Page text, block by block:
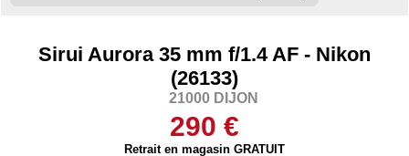
Sirui Aurora 35 mm f/1.4 AF - Nikon
(26133)
21000 DIJON
290 €
Retrait en magasin GRATUIT